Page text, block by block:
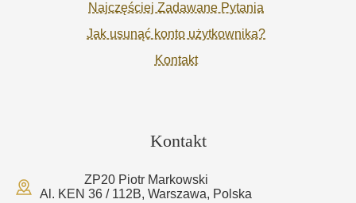
Najczęściej Zadawane Pytania
Jak usunąć konto użytkownika?
Kontakt
Kontakt
ZP20 Piotr Markowski
Al. KEN 36 / 112B, Warszawa, Polska